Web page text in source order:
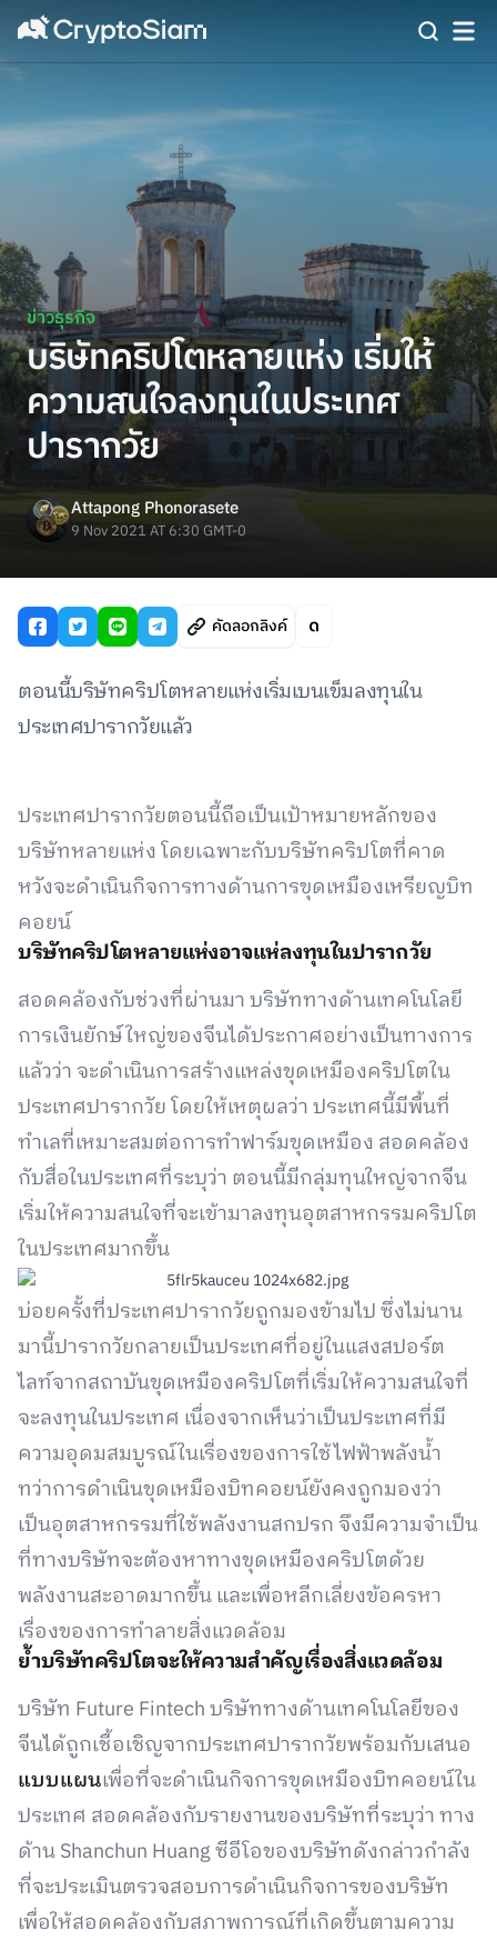
ข่าวธุรกิจ
บริษัทคริปโตหลายแห่ง เริ่มให้
ความสนใจลงทุนในประเทศ
ปารากวัย
Attapong Phonorasete
9 Nov 2021 AT 6:30 GMT-0
คัดลอกลิงค์
ตอนนี้บริษัทคริปโตหลายแห่งเริ่มเบนเข็มลงทุนใน
ประเทศปารากวัยแล้ว
ประเทศปารากวัยตอนนี้ถือเป็นเป้าหมายหลักของ
บริษัทหลายแห่ง โดยเฉพาะกับบริษัทคริปโตที่คาด
หวังจะดำเนินกิจการทางด้านการขุดเหมืองเหรียญบิท
คอยน์
บริษัทคริปโตหลายแห่งอาจแห่ลงทุนในปารากวัย
สอดคล้องกับช่วงที่ผ่านมา บริษัททางด้านเทคโนโลยี
การเงินยักษ์ใหญ่ของจีนได้ประกาศอย่างเป็นทางการ
แล้วว่า จะดำเนินการสร้างแหล่งขุดเหมืองคริปโตใน
ประเทศปารากวัย โดยให้เหตุผลว่า ประเทศนี้มีพื้นที่
ทำเลที่เหมาะสมต่อการทำฟาร์มขุดเหมือง สอดคล้อง
กับสื่อในประเทศที่ระบุว่า ตอนนี้มีกลุ่มทุนใหญ่จากจีน
เริ่มให้ความสนใจที่จะเข้ามาลงทุนอุตสาหกรรมคริปโต
ในประเทศมากขึ้น
บ่อยครั้งที่ประเทศปารากวัยถูกมองข้ามไป ซึ่งไม่นาน
มานี้ปารากวัยกลายเป็นประเทศที่อยู่ในแสงสปอร์ต
ไลท์จากสถาบันขุดเหมืองคริปโตที่เริ่มให้ความสนใจที่
จะลงทุนในประเทศ เนื่องจากเห็นว่าเป็นประเทศที่มี
ความอุดมสมบูรณ์ในเรื่องของการใช้ไฟฟ้าพลังน้ำ
ทว่าการดำเนินขุดเหมืองบิทคอยน์ยังคงถูกมองว่า
เป็นอุตสาหกรรมที่ใช้พลังงานสกปรก จึงมีความจำเป็น
ที่ทางบริษัทจะต้องหาทางขุดเหมืองคริปโตด้วย
พลังงานสะอาดมากขึ้น และเพื่อหลีกเลี่ยงข้อครหา
เรื่องของการทำลายสิ่งแวดล้อม
ย้ำบริษัทคริปโตจะให้ความสำคัญเรื่องสิ่งแวดล้อม
บริษัท Future Fintech บริษัททางด้านเทคโนโลยีของ
จีนได้ถูกเชื้อเชิญจากประเทศปารากวัยพร้อมกับเสนอ
แบบแผนเพื่อที่จะดำเนินกิจการขุดเหมืองบิทคอยน์ใน
ประเทศ สอดคล้องกับรายงานของบริษัทที่ระบุว่า ทาง
ด้าน Shanchun Huang ซีอีโอของบริษัทดังกล่าวกำลัง
ที่จะประเมินตรวจสอบการดำเนินกิจการของบริษัท
เพื่อให้สอดคล้องกับสภาพการณ์ที่เกิดขึ้นตามความ